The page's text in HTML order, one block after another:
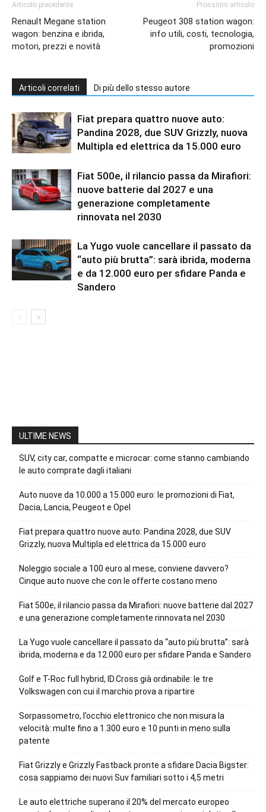
Articolo precedente
Renault Megane station
wagon: benzina e ibrida,
motori, prezzi e novità
Prossimo articolo
Peugeot 308 station wagon:
info utili, costi, tecnologia,
promozioni
Articoli correlati Di più dello stesso autore
Fiat prepara quattro nuove auto:
Pandina 2028, due SUV Grizzly, nuova
Multipla ed elettrica da 15.000 euro
Fiat 500e, il rilancio passa da Mirafiori:
nuove batterie dal 2027 e una
generazione completamente
rinnovata nel 2030
La Yugo vuole cancellare il passato da
“auto più brutta”: sarà ibrida, moderna
e da 12.000 euro per sfidare Panda e
Sandero
ULTIME NEWS
SUV, city car, compatte e microcar: come stanno cambiando
le auto comprate dagli italiani
Auto nuove da 10.000 a 15.000 euro: le promozioni di Fiat,
Dacia, Lancia, Peugeot e Opel
Fiat prepara quattro nuove auto: Pandina 2028, due SUV
Grizzly, nuova Multipla ed elettrica da 15.000 euro
Noleggio sociale a 100 euro al mese, conviene davvero?
Cinque auto nuove che con le offerte costano meno
Fiat 500e, il rilancio passa da Mirafiori: nuove batterie dal 2027
e una generazione completamente rinnovata nel 2030
La Yugo vuole cancellare il passato da “auto più brutta”: sarà
ibrida, moderna e da 12.000 euro per sfidare Panda e Sandero
Golf e T-Roc full hybrid, ID.Cross già ordinabile: le tre
Volkswagen con cui il marchio prova a ripartire
Sorpassometro, l’occhio elettronico che non misura la
velocità: multe fino a 1.300 euro e 10 punti in meno sulla
patente
Fiat Grizzly e Grizzly Fastback pronte a sfidare Dacia Bigster:
cosa sappiamo dei nuovi Suv familiari sotto i 4,5 metri
Le auto elettriche superano il 20% del mercato europeo